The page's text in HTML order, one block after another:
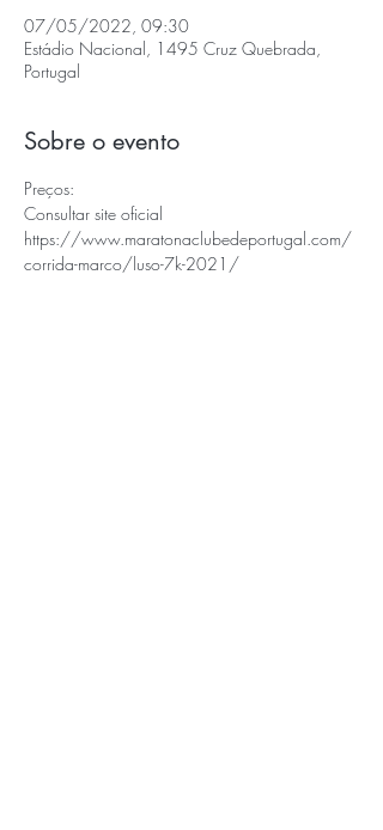
07/05/2022, 09:30
Estádio Nacional, 1495 Cruz Quebrada,
Portugal
Sobre o evento
Preços:
Consultar site oficial
https://www.maratonaclubedeportugal.com/
corrida-marco/luso-7k-2021/